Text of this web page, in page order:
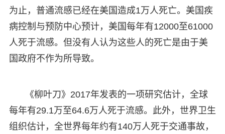
为止，普通流感已经在美国造成1万人死亡。美国疾
病控制与预防中心预计，美国每年有12000至61000
人死于流感。但没有人认为这些人的死亡是由于美
国政府不作为所导致。
《柳叶刀》2017年发表的一项研究估计，全球
每年有29.1万至64.6万人死于流感。此外，世界卫生
组织估计，全世界每年约有140万人死于交通事故，